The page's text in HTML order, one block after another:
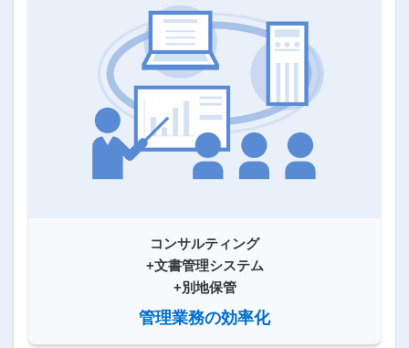
コンサルティング
+文書管理システム
+別地保管
管理業務の効率化